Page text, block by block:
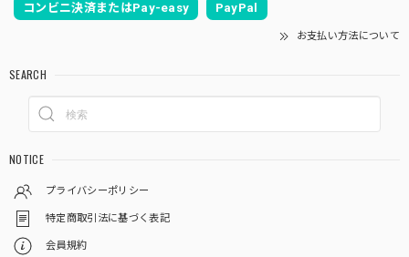
コンビニ決済またはPay-easy PayPal
お支払い方法について
SEARCH
NOTICE
プライバシーポリシー
特定商取引法に基づく表記
会員規約